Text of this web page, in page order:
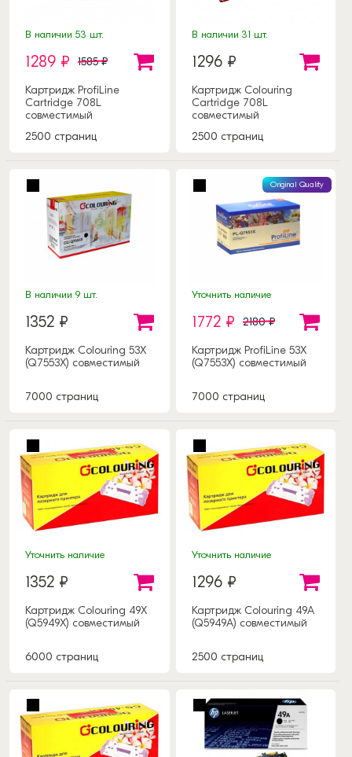
В наличии 53 шт.
1289 ₽ 1585 ₽
Картридж ProfiLine
Cartridge 708L
совместимый
2500 страниц
В наличии 31 шт.
1296 ₽
Картридж Colouring
Cartridge 708L
совместимый
2500 страниц
В наличии 9 шт.
1352 ₽
Картридж Colouring 53X
(Q7553X) совместимый
7000 страниц
Original Quality
Уточнить наличие
1772 ₽ 2180 ₽
Картридж ProfiLine 53X
(Q7553X) совместимый
7000 страниц
Уточнить наличие
1352 ₽
Картридж Colouring 49X
(Q5949X) совместимый
6000 страниц
Уточнить наличие
1296 ₽
Картридж Colouring 49A
(Q5949A) совместимый
2500 страниц